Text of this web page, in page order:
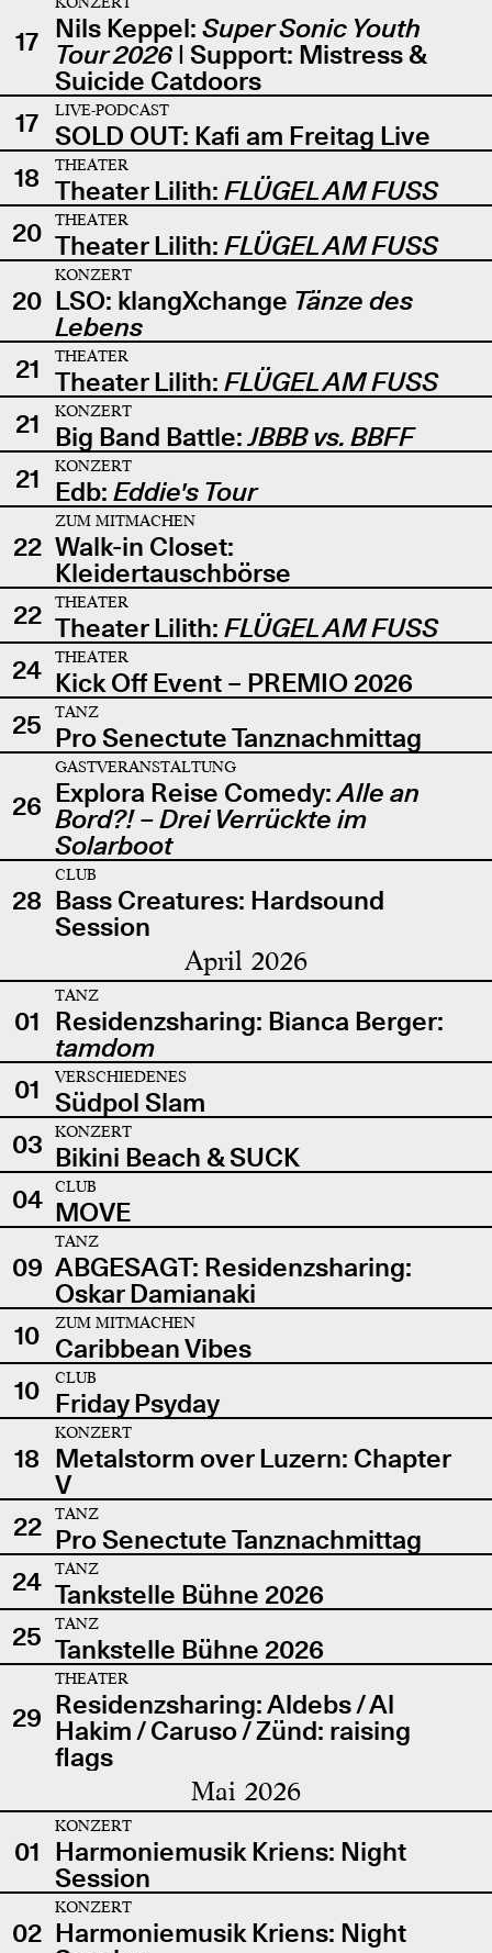
17 Nils Keppel: Super Sonic Youth
Tour 2026| Support: Mistress &
Suicide Catdoors
17
LIVE-PODCAST
SOLD OUT: Kafi am Freitag Live
18
THEATER
Theater Lilith: FLÜGEL AM FUSS
20
THEATER
Theater Lilith: FLÜGEL AM FUSS
20
KONZERT
LSO: klangXchange Tänze des
Lebens
21
THEATER
Theater Lilith: FLÜGEL AM FUSS
21
KONZERT
Big Band Battle:JBBB vs. BBFF
21
KONZERT
Edb: Eddie's Tour
22
ZUM MITMACHEN
Walk-in Closet:
Kleidertauschbörse
22
THEATER
Theater Lilith: FLÜGEL AM FUSS
24
THEATER
Kick Off Event – PREMIO 2026
25
TANZ
Pro Senectute Tanznachmittag
26
GASTVERANSTALTUNG
Explora Reise Comedy:Alle an
Bord?! – Drei Verrückte im
Solarboot
28
CLUB
Bass Creatures: Hardsound
Session
April 2026
01
TANZ
Residenzsharing: Bianca Berger:
tamdom
01
VERSCHIEDENES
Südpol Slam
03
KONZERT
Bikini Beach & SUCK
04
CLUB
MOVE
09
TANZ
ABGESAGT: Residenzsharing:
Oskar Damianaki
10
ZUM MITMACHEN
Caribbean Vibes
10
CLUB
Friday Psyday
18
KONZERT
Metalstorm over Luzern: Chapter
V
22
TANZ
Pro Senectute Tanznachmittag
24
TANZ
Tankstelle Bühne 2026
25
TANZ
Tankstelle Bühne 2026
29
THEATER
Residenzsharing: Aldebs / Al
Hakim / Caruso / Zünd: raising
flags
Mai 2026
01
KONZERT
Harmoniemusik Kriens: Night
Session
02
KONZERT
Harmoniemusik Kriens: Night